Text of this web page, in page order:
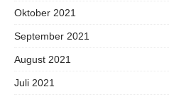
Oktober 2021
September 2021
August 2021
Juli 2021